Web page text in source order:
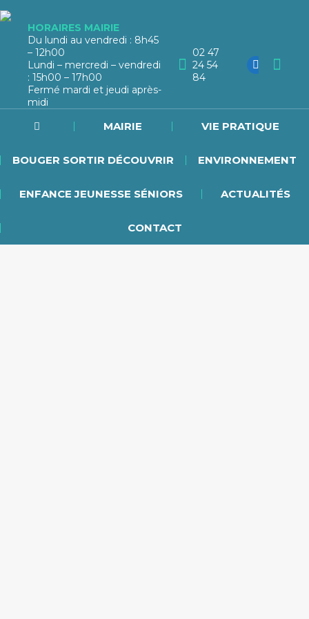
HORAIRES MAIRIE
Du lundi au vendredi : 8h45
– 12h00
Lundi – mercredi – vendredi
: 15h00 – 17h00
Fermé mardi et jeudi après-
midi
02 47
24 54
84
MAIRIE VIE PRATIQUE
BOUGER SORTIR DÉCOUVRIR ENVIRONNEMENT
ENFANCE JEUNESSE SÉNIORS ACTUALITÉS
CONTACT